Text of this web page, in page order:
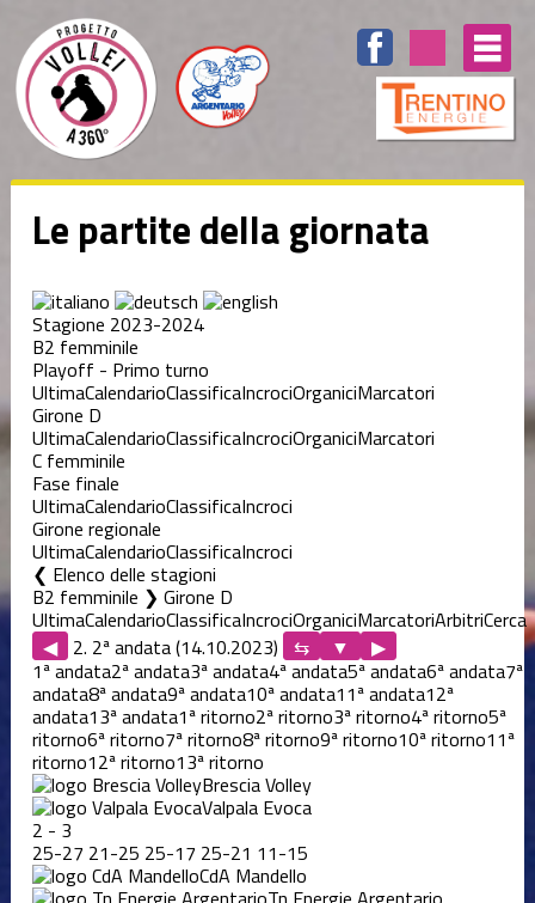
Le partite della giornata
Stagione 2023-2024
B2 femminile
Playoff - Primo turno
UltimaCalendarioClassificaIncrociOrganiciMarcatori
Girone D
UltimaCalendarioClassificaIncrociOrganiciMarcatori
C femminile
Fase finale
UltimaCalendarioClassificaIncroci
Girone regionale
UltimaCalendarioClassificaIncroci
Elenco delle stagioni
B2 femminile ❯ Girone D
UltimaCalendarioClassificaIncrociOrganiciMarcatoriArbitriCerca
◀ 2. 2ª andata (14.10.2023)
▶
1ª andata2ª andata3ª andata4ª andata5ª andata6ª andata7ª
andata8ª andata9ª andata10ª andata11ª andata12ª
andata13ª andata1ª ritorno2ª ritorno3ª ritorno4ª ritorno5ª
ritorno6ª ritorno7ª ritorno8ª ritorno9ª ritorno10ª ritorno11ª
ritorno12ª ritorno13ª ritorno
Brescia Volley
Valpala Evoca
2 - 3
25-27 21-25 25-17 25-21 11-15
CdA Mandello